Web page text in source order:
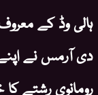
ہالی وڈ کے معروف
دی آرمس نے
رومانوی رشتے کا